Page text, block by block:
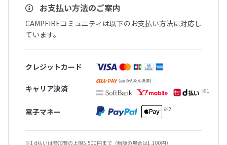
お支払い方法のご案内
CAMPFIREコミュニティは以下のお支払い方法に対応し
ています。
クレジットカード
キャリア決済
電子マネー
※1 d払いは参加費の上限5,500円まで（物販の場合は1,100円）